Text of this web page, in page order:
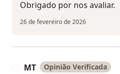
Obrigado por nos avaliar.
26 de fevereiro de 2026
MT Opinião Verificada